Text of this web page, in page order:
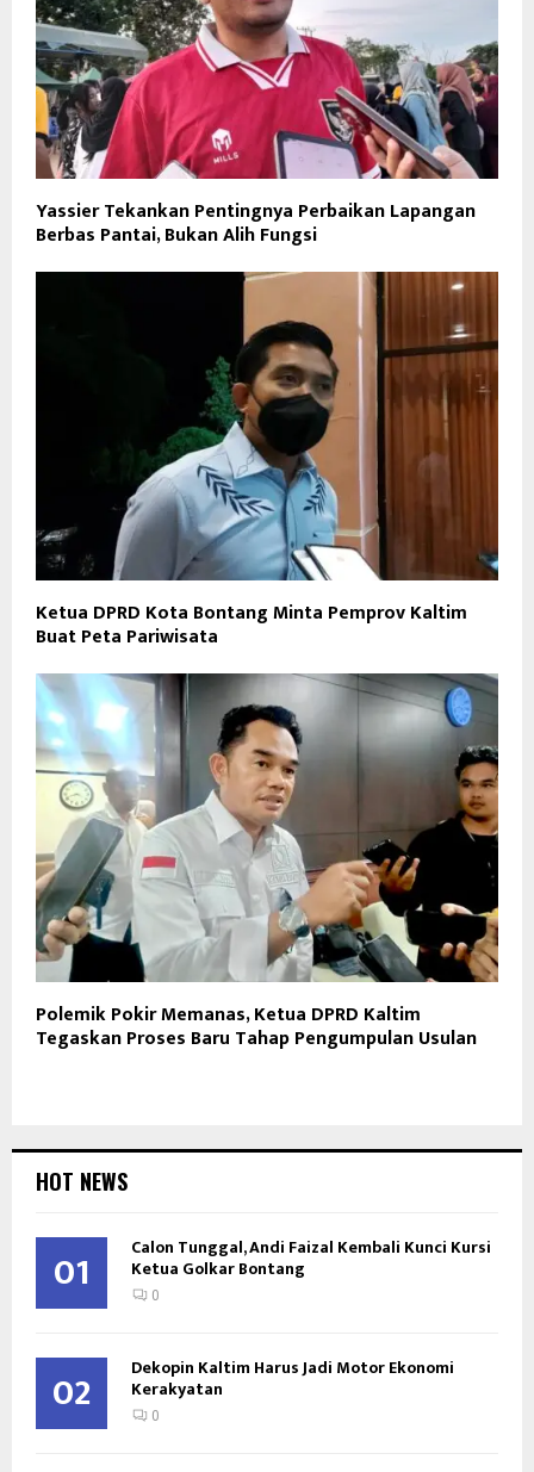
Yassier Tekankan Pentingnya Perbaikan Lapangan
Berbas Pantai, Bukan Alih Fungsi
Ketua DPRD Kota Bontang Minta Pemprov Kaltim
Buat Peta Pariwisata
Polemik Pokir Memanas, Ketua DPRD Kaltim
Tegaskan Proses Baru Tahap Pengumpulan Usulan
HOT NEWS
01 Calon Tunggal, Andi Faizal Kembali Kunci Kursi
Ketua Golkar Bontang
0
02 Dekopin Kaltim Harus Jadi Motor Ekonomi
Kerakyatan
0